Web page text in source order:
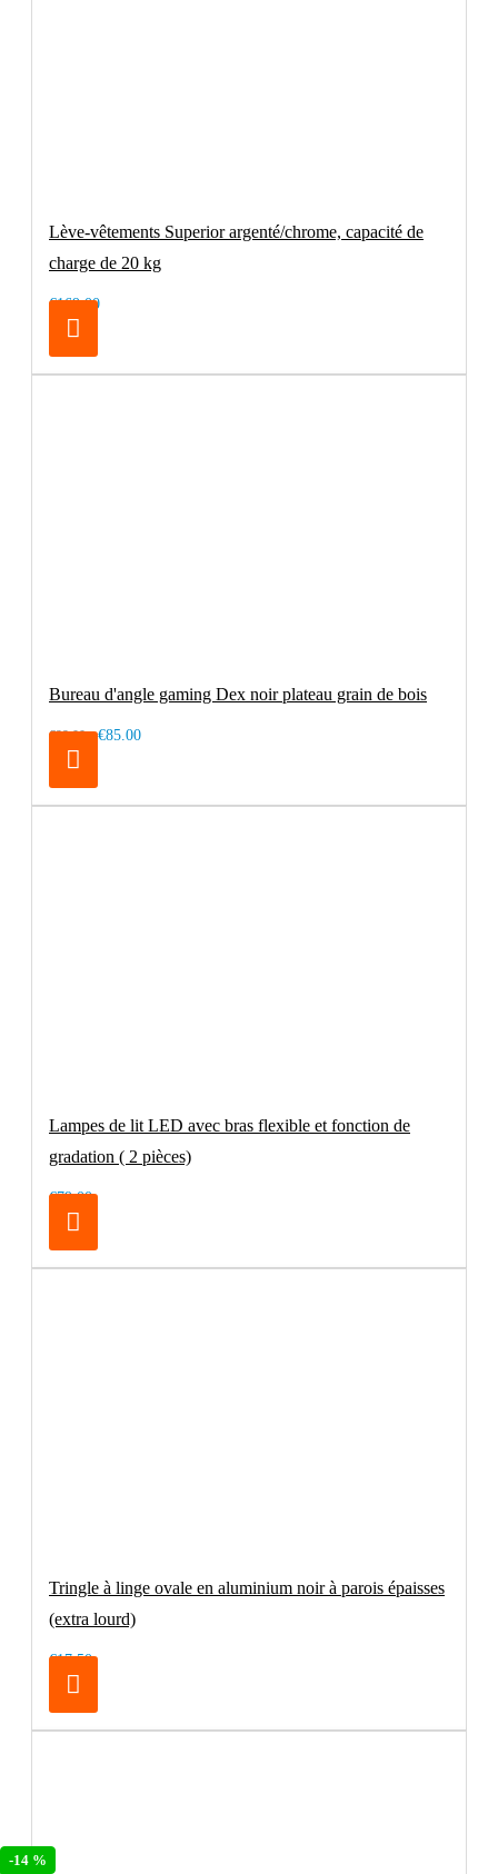
Lève-vêtements Superior argenté/chrome, capacité de
charge de 20 kg
€169.00
-14 %
Bureau d'angle gaming Dex noir plateau grain de bois
€99.00 €85.00
Lampes de lit LED avec bras flexible et fonction de
gradation ( 2 pièces)
€79.00
Tringle à linge ovale en aluminium noir à parois épaisses
(extra lourd)
€17.50